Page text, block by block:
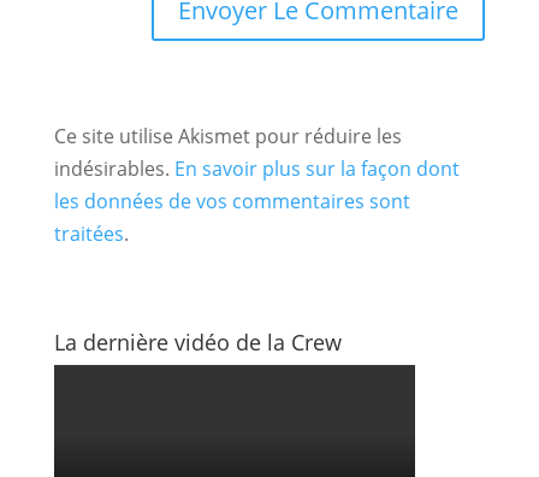
Ce site utilise Akismet pour réduire les
indésirables. En savoir plus sur la façon dont
les données de vos commentaires sont
traitées.
La dernière vidéo de la Crew